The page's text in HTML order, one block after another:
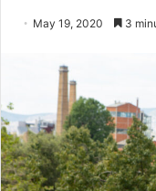
May 19, 2020 3